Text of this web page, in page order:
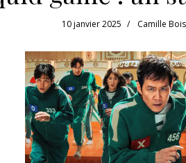
10 janvier 2025 Camille